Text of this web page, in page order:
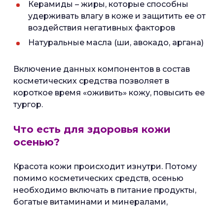
Керамиды – жиры, которые способны
удерживать влагу в коже и защитить ее от
воздействия негативных факторов
Натуральные масла (ши, авокадо, аргана)
Включение данных компонентов в состав
косметических средства позволяет в
короткое время «оживить» кожу, повысить ее
тургор.
Что есть для здоровья кожи
осенью?
Красота кожи происходит изнутри. Потому
помимо косметических средств, осенью
необходимо включать в питание продукты,
богатые витаминами и минералами,